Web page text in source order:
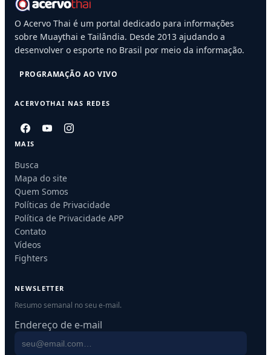
O Acervo Thai é um portal dedicado para informações
sobre Muaythai e Tailândia. Desde 2013 ajudando a
desenvolver o esporte no Brasil por meio da informação.
PROGRAMAÇÃO AO VIVO
ACERVOTHAI NAS REDES
MAIS
Busca
Mapa do site
Quem Somos
Políticas de Privacidade
Política de Privacidade APP
Contato
Vídeos
Fighters
NEWSLETTER
Resumo semanal no seu e-mail.
Endereço de e-mail